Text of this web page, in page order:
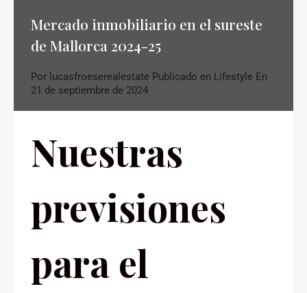
Mercado inmobiliario en el sureste
de Mallorca 2024-25
Por lucasfroeserealestate Publicado en Lifestyle En
21 de septiembre de 2024
Nuestras
previsiones
para el